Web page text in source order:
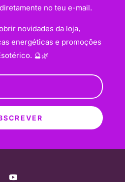
no teu e-mail.
novidades da loja,
energéticas e promoções
🔮🌿